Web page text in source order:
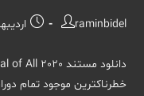
نویسندهٔ
raminbidel
نوشته
شده
است:
خطرناکترین موجود تمام